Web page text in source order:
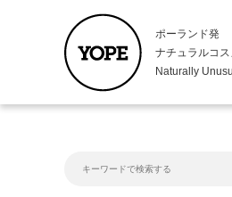
ポーランド発
ナチュラルコ
Naturally
ハンドソープ